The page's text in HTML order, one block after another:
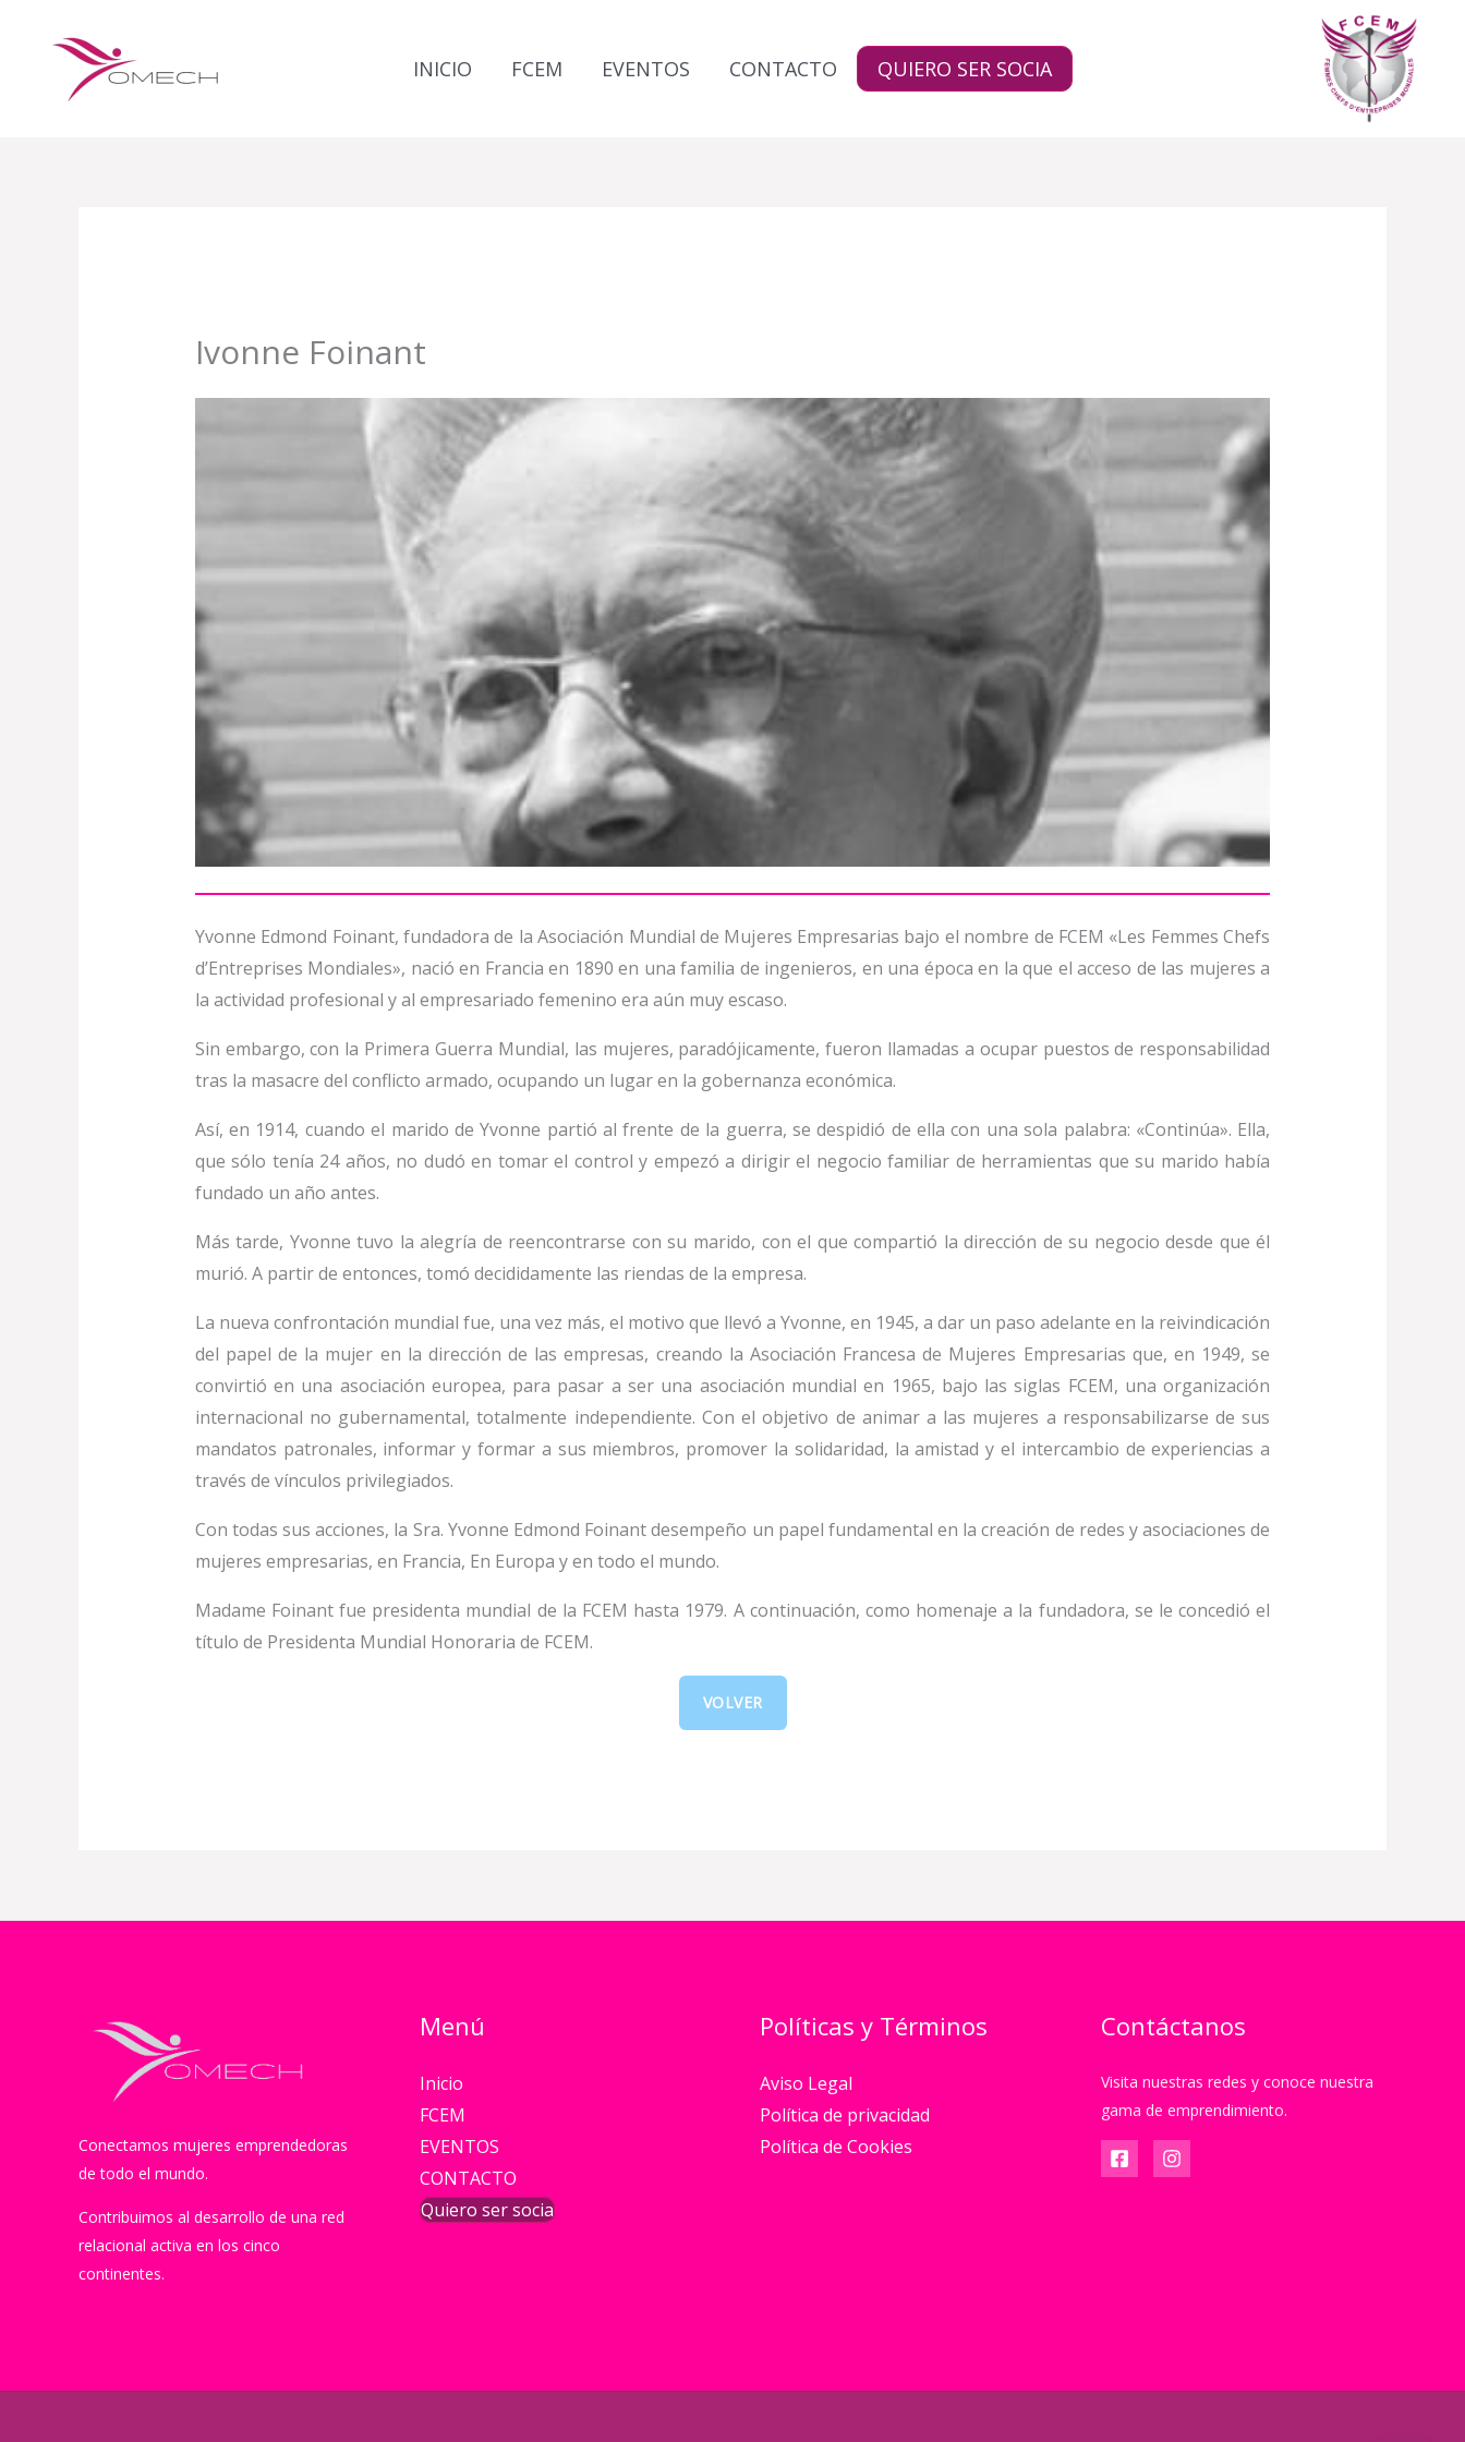
contenido
INICIO FCEM EVENTOS CONTACTO QUIERO SER SOCIA
Ivonne Foinant
Yvonne Edmond Foinant, fundadora de la Asociación Mundial de Mujeres Empresarias bajo el nombre de FCEM «Les Femmes Chefs
d’Entreprises Mondiales», nació en Francia en 1890 en una familia de ingenieros, en una época en la que el acceso de las mujeres a
la actividad profesional y al empresariado femenino era aún muy escaso.
Sin embargo, con la Primera Guerra Mundial, las mujeres, paradójicamente, fueron llamadas a ocupar puestos de responsabilidad
tras la masacre del conflicto armado, ocupando un lugar en la gobernanza económica.
Así, en 1914, cuando el marido de Yvonne partió al frente de la guerra, se despidió de ella con una sola palabra: «Continúa». Ella,
que sólo tenía 24 años, no dudó en tomar el control y empezó a dirigir el negocio familiar de herramientas que su marido había
fundado un año antes.
Más tarde, Yvonne tuvo la alegría de reencontrarse con su marido, con el que compartió la dirección de su negocio desde que él
murió. A partir de entonces, tomó decididamente las riendas de la empresa.
La nueva confrontación mundial fue, una vez más, el motivo que llevó a Yvonne, en 1945, a dar un paso adelante en la reivindicación
del papel de la mujer en la dirección de las empresas, creando la Asociación Francesa de Mujeres Empresarias que, en 1949, se
convirtió en una asociación europea, para pasar a ser una asociación mundial en 1965, bajo las siglas FCEM, una organización
internacional no gubernamental, totalmente independiente. Con el objetivo de animar a las mujeres a responsabilizarse de sus
mandatos patronales, informar y formar a sus miembros, promover la solidaridad, la amistad y el intercambio de experiencias a
través de vínculos privilegiados.
Con todas sus acciones, la Sra. Yvonne Edmond Foinant desempeño un papel fundamental en la creación de redes y asociaciones de
mujeres empresarias, en Francia, En Europa y en todo el mundo.
Madame Foinant fue presidenta mundial de la FCEM hasta 1979. A continuación, como homenaje a la fundadora, se le concedió el
título de Presidenta Mundial Honoraria de FCEM.
VOLVER
Conectamos mujeres emprendedoras
de todo el mundo.
Contribuimos al desarrollo de una red
relacional activa en los cinco
continentes.
Menú
Inicio
FCEM
EVENTOS
CONTACTO
Quiero ser socia
Políticas y Términos
Aviso Legal
Política de privacidad
Política de Cookies
Contáctanos
Visita nuestras redes y conoce nuestra
gama de emprendimiento.